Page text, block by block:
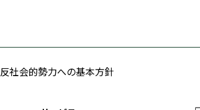
反社会的勢力への基本方針